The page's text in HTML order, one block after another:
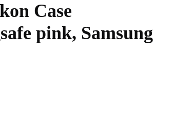
Case
pink, Samsung